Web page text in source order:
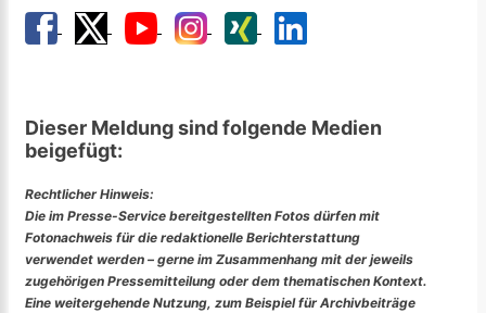
Dieser Meldung sind folgende Medien
beigefügt:
Rechtlicher Hinweis:
Die im Presse-Service bereitgestellten Fotos dürfen mit
Fotonachweis für die redaktionelle Berichterstattung
verwendet werden – gerne im Zusammenhang mit der jeweils
zugehörigen Pressemitteilung oder dem thematischen Kontext.
Eine weitergehende Nutzung, zum Beispiel für Archivbeiträge